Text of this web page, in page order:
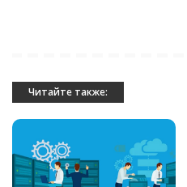
Читайте также: